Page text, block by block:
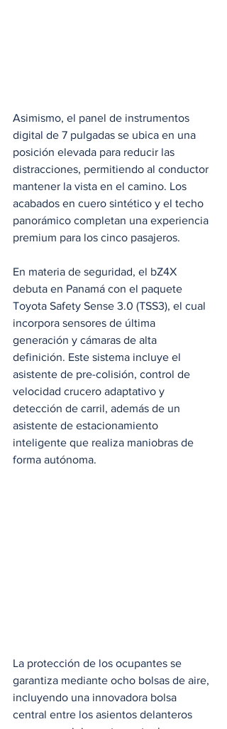
Asimismo, el panel de instrumentos
digital de 7 pulgadas se ubica en una
posición elevada para reducir las
distracciones, permitiendo al conductor
mantener la vista en el camino. Los
acabados en cuero sintético y el techo
panorámico completan una experiencia
premium para los cinco pasajeros.
En materia de seguridad, el bZ4X
debuta en Panamá con el paquete
Toyota Safety Sense 3.0 (TSS3), el cual
incorpora sensores de última
generación y cámaras de alta
definición. Este sistema incluye el
asistente de pre-colisión, control de
velocidad crucero adaptativo y
detección de carril, además de un
asistente de estacionamiento
inteligente que realiza maniobras de
forma autónoma.
La protección de los ocupantes se
garantiza mediante ocho bolsas de aire,
incluyendo una innovadora bolsa
central entre los asientos delanteros